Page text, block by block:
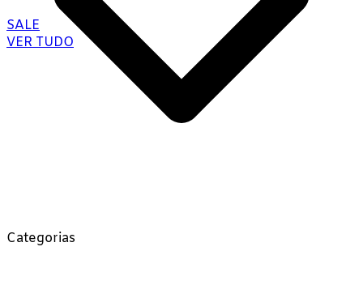
SALE
VER TUDO
Categorias